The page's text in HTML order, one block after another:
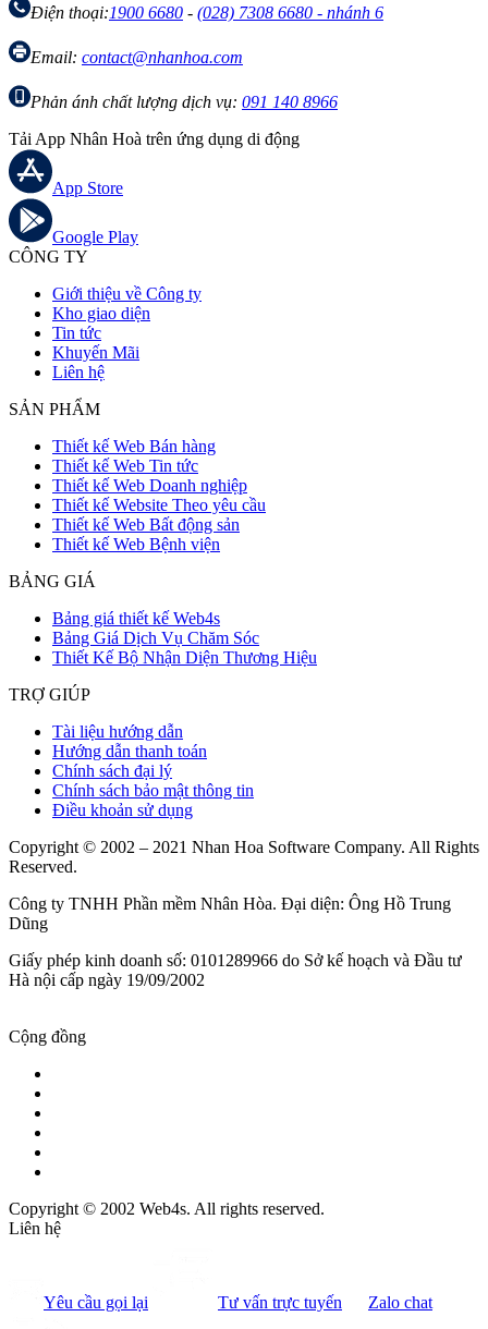
Điện thoại:1900 6680 - (028) 7308 6680 - nhánh 6
Email: contact@nhanhoa.com
Phản ánh chất lượng dịch vụ: 091 140 8966
Tải App Nhân Hoà trên ứng dụng di động
App Store
Google Play
CÔNG TY
Giới thiệu về Công ty
Kho giao diện
Tin tức
Khuyến Mãi
Liên hệ
SẢN PHẨM
Thiết kế Web Bán hàng
Thiết kế Web Tin tức
Thiết kế Web Doanh nghiệp
Thiết kế Website Theo yêu cầu
Thiết kế Web Bất động sản
Thiết kế Web Bệnh viện
BẢNG GIÁ
Bảng giá thiết kế Web4s
Bảng Giá Dịch Vụ Chăm Sóc
Thiết Kế Bộ Nhận Diện Thương Hiệu
TRỢ GIÚP
Tài liệu hướng dẫn
Hướng dẫn thanh toán
Chính sách đại lý
Chính sách bảo mật thông tin
Điều khoản sử dụng
Copyright © 2002 – 2021 Nhan Hoa Software Company. All Rights
Reserved.
Công ty TNHH Phần mềm Nhân Hòa. Đại diện: Ông Hồ Trung
Dũng
Giấy phép kinh doanh số: 0101289966 do Sở kế hoạch và Đầu tư
Hà nội cấp ngày 19/09/2002
Cộng đồng
Copyright © 2002 Web4s. All rights reserved.
Liên hệ
Yêu cầu gọi lại Tư vấn trực tuyến Zalo chat